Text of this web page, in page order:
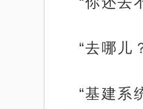
“去哪儿
“基建系